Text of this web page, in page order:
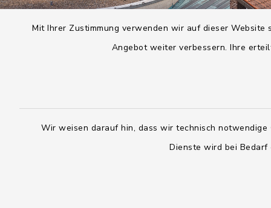
Mit Ihrer Zustimmung verwenden wir auf dieser
Angebot weiter verbessern. Ihre
Wir weisen darauf hin, dass wir technisch
Dienste wird bei